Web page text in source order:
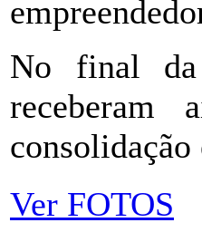
No final da
receberam
Ver FOTOS